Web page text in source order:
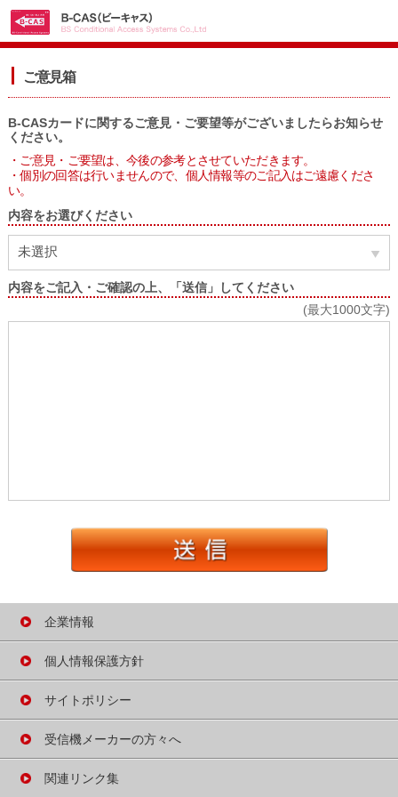
ご意見箱
B-CASカードに関するご意見・ご要望等がございましたらお知らせ
ください。
・ご意見・ご要望は、今後の参考とさせていただきます。
・個別の回答は行いませんので、個人情報等のご記入はご遠慮くださ
い。
内容をお選びください
未選択
内容をご記入・ご確認の上、「送信」してください
(最大1000文字)
企業情報
個人情報保護方針
サイトポリシー
受信機メーカーの方々へ
関連リンク集